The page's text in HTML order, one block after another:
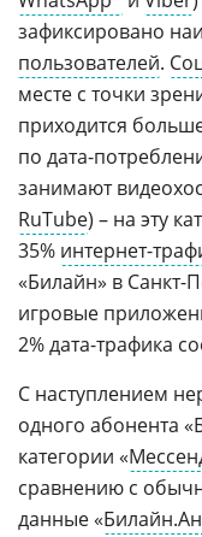
зафиксировано
пользователей.
месте с точки
приходится
по дата-
занимают
RuTube) – на эту
35% интернет-
«Билайн» в Санкт-
игровые
2% дата-трафика
С наступлением
одного абонента
категории «
сравнению с
данные «